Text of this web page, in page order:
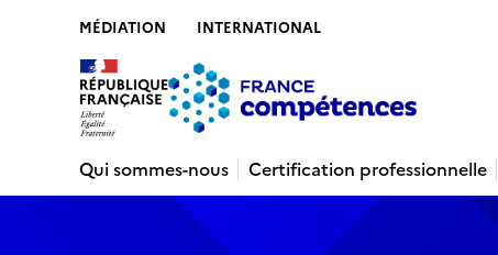
MÉDIATION INTERNATIONAL
Qui sommes-nous
Certification professionnelle